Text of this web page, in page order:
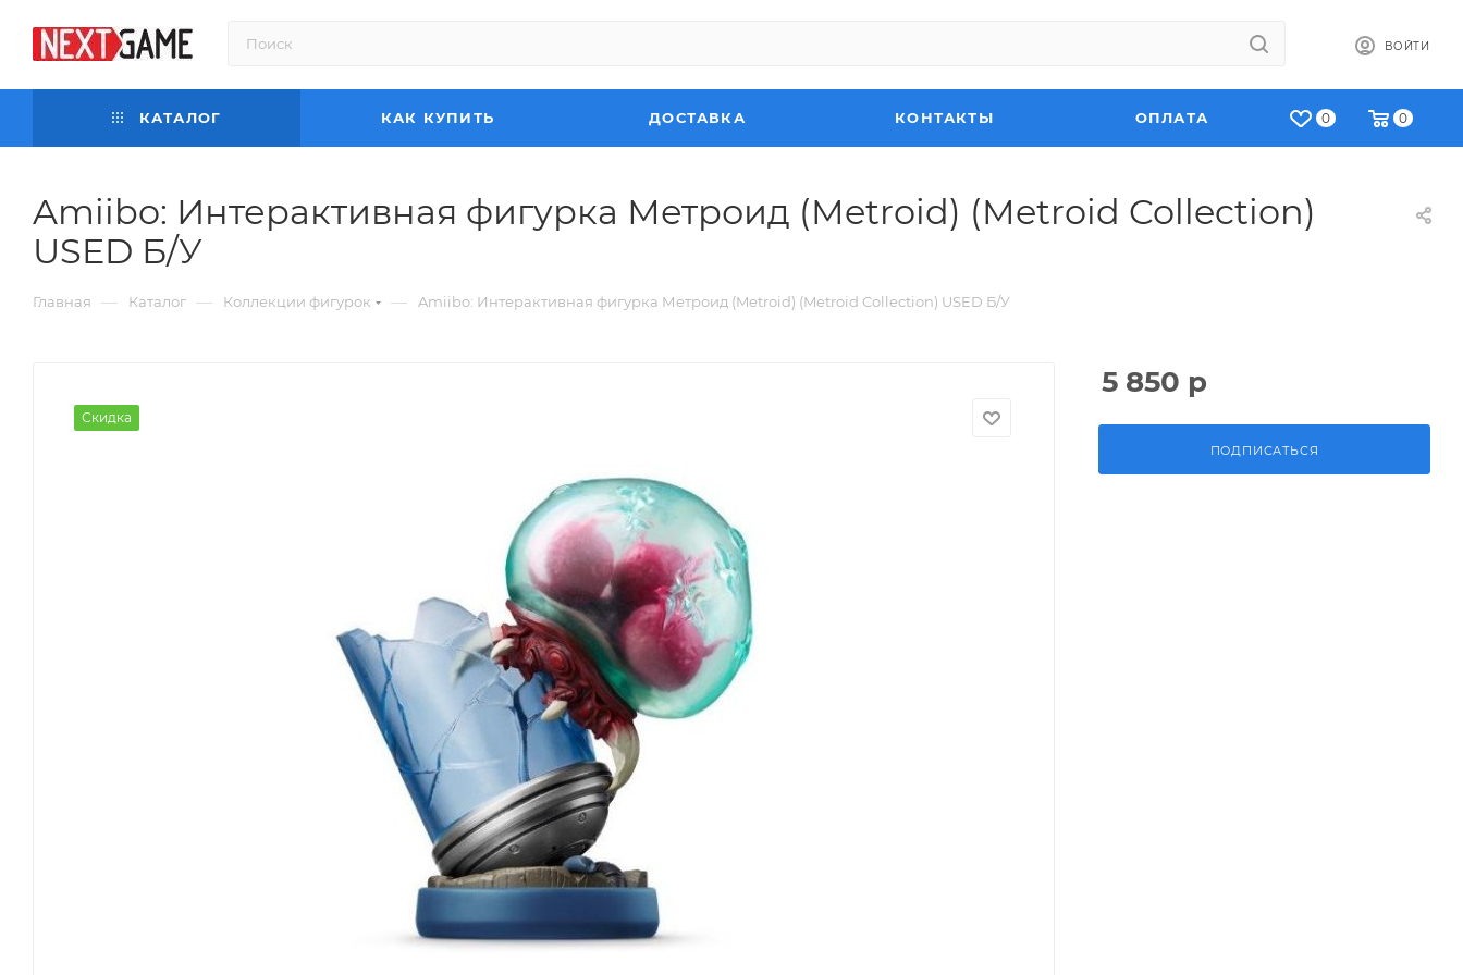
ВОЙТИ
0 0
КАТАЛОГ КАК КУПИТЬ ДОСТАВКА КОНТАКТЫ ОПЛАТА
Amiibo: Интерактивная фигурка Метроид (Metroid) (Metroid Collection)
USED Б/У
Главная — Каталог — Коллекции фигурок — Amiibo: Интерактивная фигурка Метроид (Metroid) (Metroid Collection) USED Б/У
Скидка
5 850 р
ПОДПИСАТЬСЯ